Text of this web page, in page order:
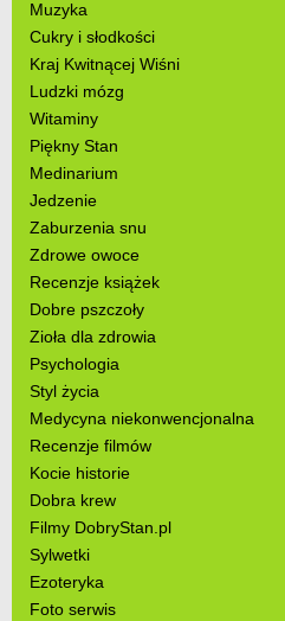
Muzyka
Cukry i słodkości
Kraj Kwitnącej Wiśni
Ludzki mózg
Witaminy
Piękny Stan
Medinarium
Jedzenie
Zaburzenia snu
Zdrowe owoce
Recenzje książek
Dobre pszczoły
Zioła dla zdrowia
Psychologia
Styl życia
Medycyna niekonwencjonalna
Recenzje filmów
Kocie historie
Dobra krew
Filmy DobryStan.pl
Sylwetki
Ezoteryka
Foto serwis